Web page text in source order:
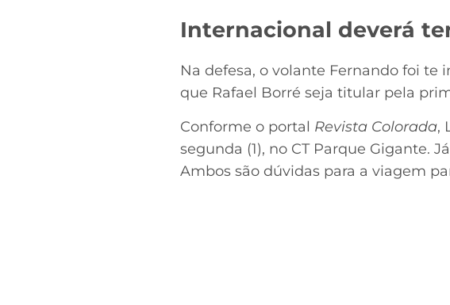
Internacional deverá
Na defesa, o volante Fernando foi te
que Rafael Borré seja titular pela
Conforme o portal Revista Colorada,
segunda (1), no CT Parque Gigante.
Ambos são dúvidas para a viagem